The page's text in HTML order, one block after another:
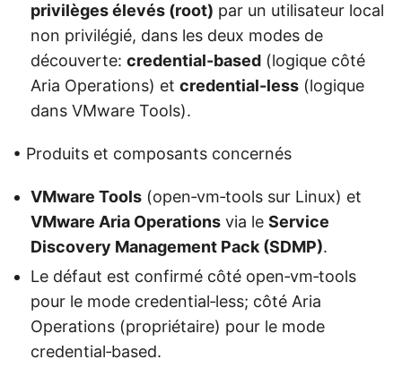
privilèges élevés (root) par un utilisateur local
non privilégié, dans les deux modes de
découverte: credential-based (logique côté
Aria Operations) et credential-less (logique
dans VMware Tools).
• Produits et composants concernés
VMware Tools (open‑vm‑tools sur Linux) et
VMware Aria Operations via le Service
Discovery Management Pack (SDMP).
Le défaut est confirmé côté open‑vm‑tools
pour le mode credential‑less; côté Aria
Operations (propriétaire) pour le mode
credential‑based.